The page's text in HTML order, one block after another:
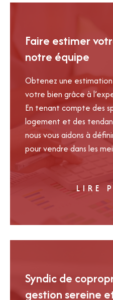
Faire estimer
notre équipe
Obtenez une
votre bien grâce à
En tenant compte des
logement et des
nous vous aidons à
pour vendre dans les
LIRE
Syndic de
gestion sereine